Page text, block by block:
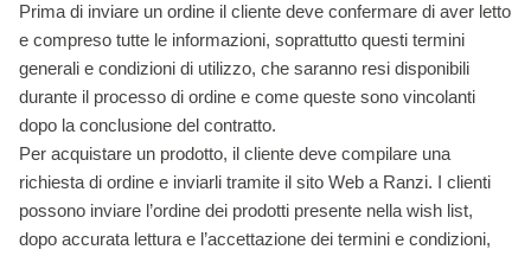
Prima di inviare un ordine il cliente deve confermare di aver letto
e compreso tutte le informazioni, soprattutto questi termini
generali e condizioni di utilizzo, che saranno resi disponibili
durante il processo di ordine e come queste sono vincolanti
dopo la conclusione del contratto.
Per acquistare un prodotto, il cliente deve compilare una
richiesta di ordine e inviarli tramite il sito Web a Ranzi. I clienti
possono inviare l’ordine dei prodotti presente nella wish list,
dopo accurata lettura e l’accettazione dei termini e condizioni,